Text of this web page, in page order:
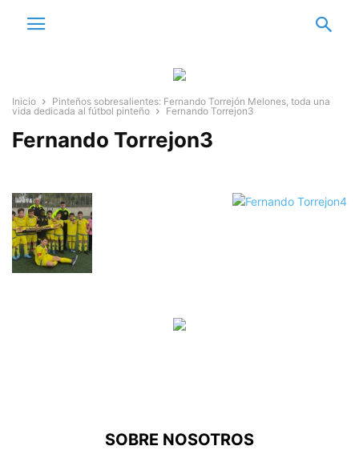
Inicio
Pinteños sobresalientes: Fernando Torrejón Melones, toda una
vida dedicada al fútbol pinteño
Fernando Torrejon3
Fernando Torrejon3
SOBRE NOSOTROS